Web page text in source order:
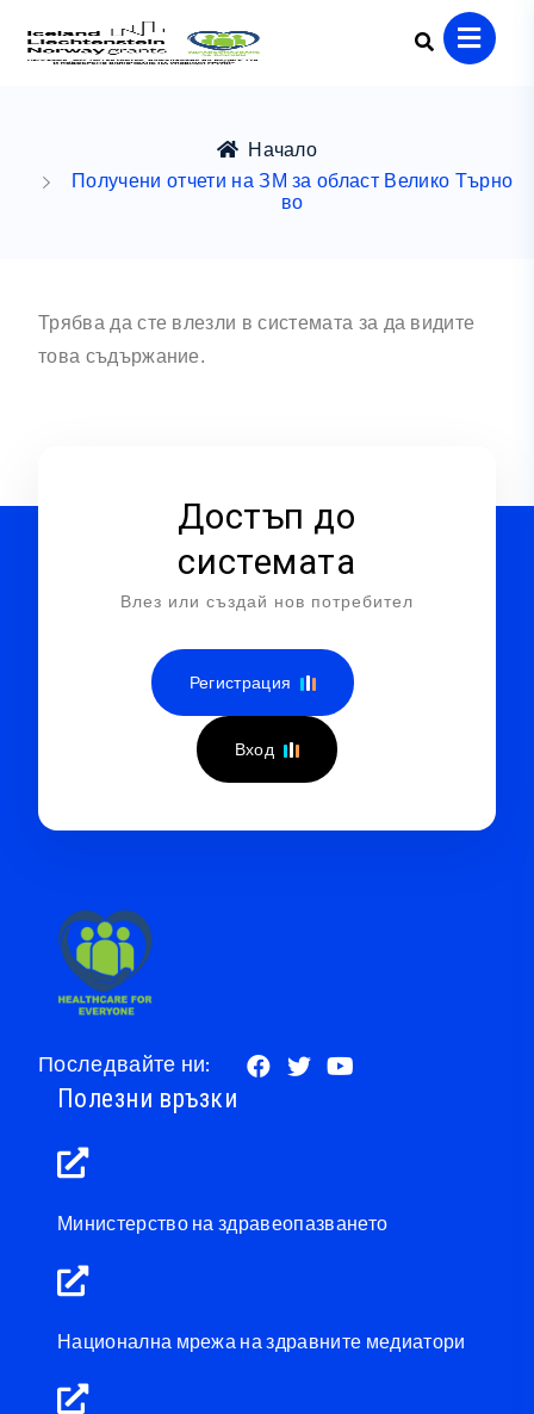
Начало
Получени отчети на ЗМ за област Велико Търно
во
Трябва да сте влезли в системата за да видите
това съдържание.
Достъп до
системата
Влез или създай нов потребител
Регистрация
Вход
Последвайте ни:
Полезни връзки
Министерство на здравеопазването
Национална мрежа на здравните медиатори